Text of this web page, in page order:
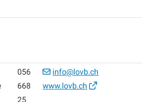
056
668
25
info@lovb.ch
www.lovb.ch